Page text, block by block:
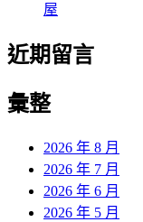
屋
近期留言
彙整
2026 年 8 月
2026 年 7 月
2026 年 6 月
2026 年 5 月